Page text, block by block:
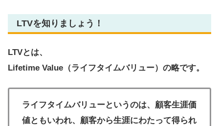
LTVを知りましょう！
LTVとは、
Lifetime Value（ライフタイムバリュー）の略です。
ライフタイムバリューというのは、顧客生涯価
値ともいわれ、顧客から生涯にわたって得られ